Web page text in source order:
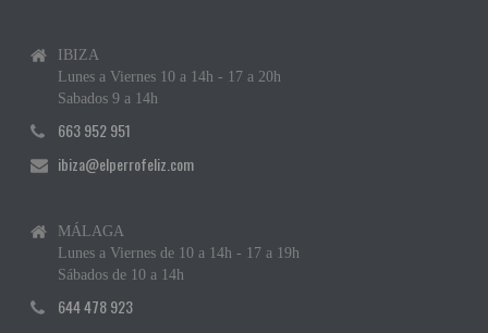
IBIZA
Lunes a Viernes 10 a 14h - 17 a 20h
Sabados 9 a 14h
663 952 951
ibiza@elperrofeliz.com
MÁLAGA
Lunes a Viernes de 10 a 14h - 17 a 19h
Sábados de 10 a 14h
644 478 923